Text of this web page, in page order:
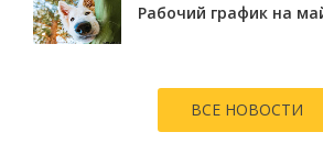
Рабочий график на
ВСЕ НОВОСТИ